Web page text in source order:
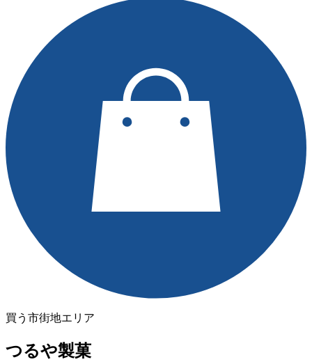
買う 市街地エリア
つるや製菓